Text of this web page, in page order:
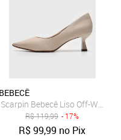
Off-White
BEBECÊ
Scarpin Bebecê Liso Off-White
R$119,99 - 17%
R$99,99 no Pix